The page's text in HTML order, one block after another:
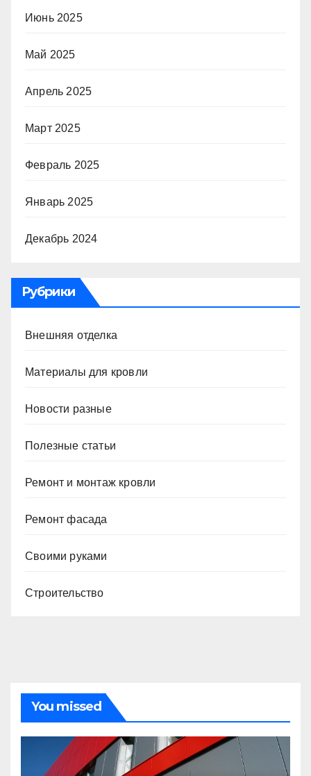
Июнь 2025
Май 2025
Апрель 2025
Март 2025
Февраль 2025
Январь 2025
Декабрь 2024
Рубрики
Внешняя отделка
Материалы для кровли
Новости разные
Полезные статьи
Ремонт и монтаж кровли
Ремонт фасада
Своими руками
Строительство
You missed